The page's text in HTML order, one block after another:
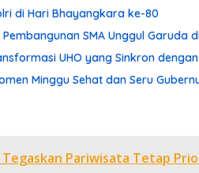
di Hari Bhayangkara ke-80
SMA Unggul Garuda
UHO yang Sinkron
Minggu Sehat dan Seru
Pariwisata Tetap